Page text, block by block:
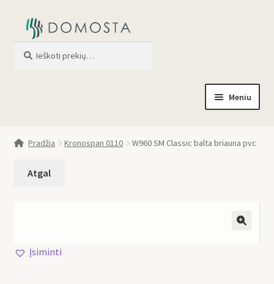
Meniu
Pradžia Kronospan 0110 W960 SM Classic balta briauna pvc
Įsiminti